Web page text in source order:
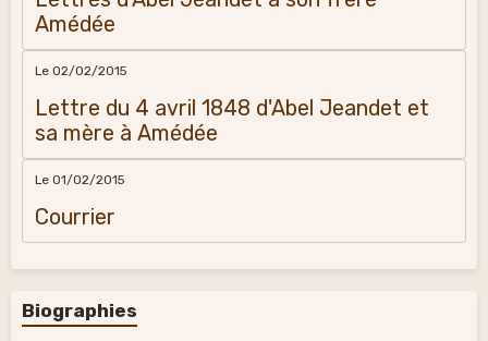
Amédée
Le 02/02/2015
Lettre du 4 avril 1848 d'Abel Jeandet et
sa mère à Amédée
Le 01/02/2015
Courrier
Biographies